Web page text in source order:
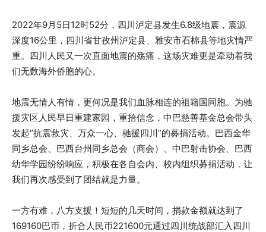
2022年9月5日12时52分，四川泸定县发生6.8级地震，震源
深度16公里，四川省甘孜州泸定县、雅安市石棉县等地灾情严
重。四川人民又一次直面地震的殇痛，这场灾难更是牵动着我
们无数海外侨胞的心。
地震无情人有情，更何况是我们血脉相连的祖籍国同胞。为驰
援灾区人民早日重建家园，重拾信念，中巴慈善基金总会带头
发起“抗震救灾、万众一心、驰援四川”的募捐活动。巴西金华
同乡总会、巴西台州同乡总会（商会）、中巴射击协会、巴西
幼华学园纷纷响应，积极在各自会内、校内组织募捐活动，让
我们再次感受到了团结就是力量。
一方有难，八方支援！短短的几天时间，捐款金额就达到了
169160巴币，折合人民币221600元通过四川统战部汇入四川